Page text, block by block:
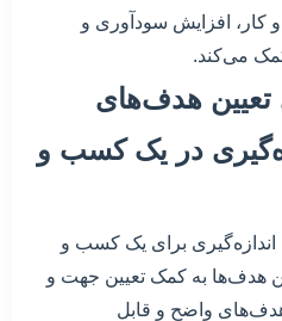
کار، افزایش سودآوری و
می‌کند.
تعیین هدف‌های
در یک کسب و
برای یک کسب و
هدف‌ها به کمک تعیین جهت و
واضح و قابل